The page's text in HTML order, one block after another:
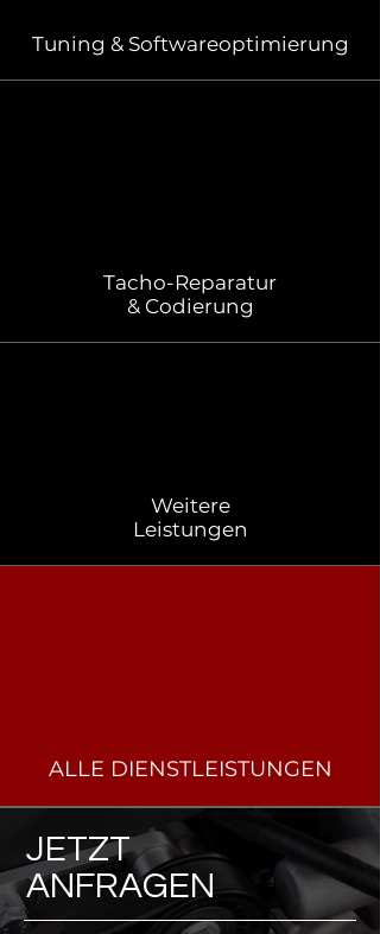
Tuning & Softwareoptimierung
Tacho-Reparatur
& Codierung
Weitere
Leistungen
ALLE DIENSTLEISTUNGEN
JETZT
ANFRAGEN